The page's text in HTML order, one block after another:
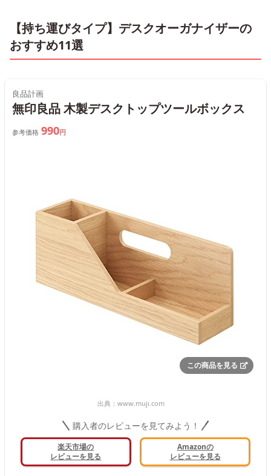
【持ち運びタイプ】デスクオーガナイザーの
おすすめ11選
良品計画
無印良品 木製デスクトップツールボックス
参考価格 990円
この商品を見る
出典： www.muji.com
購入者のレビューを見てみよう！
楽天市場の
レビューを見る
Amazonの
レビューを見る